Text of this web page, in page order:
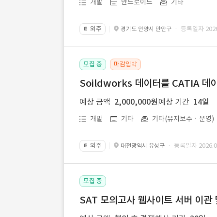
개발 안드로이드 기타
📔 외주 경기도 안양시 만안구 · 등록일자
모집 중 마감임박
Soildworks 데이터를 CATIA 데
예상 금액 2,000,000원 예상 기간 14일
개발 기타 기타(유지보수ㆍ운영)
📔 외주 대전광역시 유성구 · 등록일자
모집 중
SAT 모의고사 웹사이트 서버 이관